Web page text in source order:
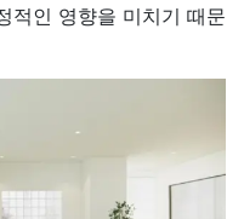
적인 영향을 미치기 때문